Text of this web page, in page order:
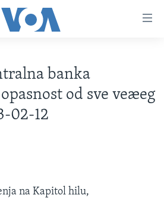
banka
od sve veæeg
02-12
na Kapitol hilu,